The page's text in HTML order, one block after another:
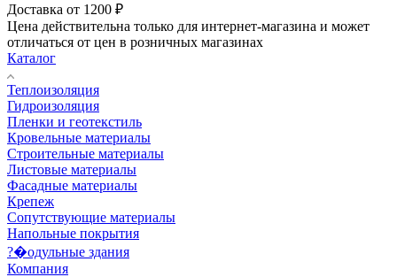
Доставка от 1200 ₽
Цена действительна только для интернет-магазина и может
отличаться от цен в розничных магазинах
Каталог
Теплоизоляция
Гидроизоляция
Пленки и геотекстиль
Кровельные материалы
Строительные материалы
Листовые материалы
Фасадные материалы
Крепеж
Сопутствующие материалы
Напольные покрытия
?�одульные здания
Компания